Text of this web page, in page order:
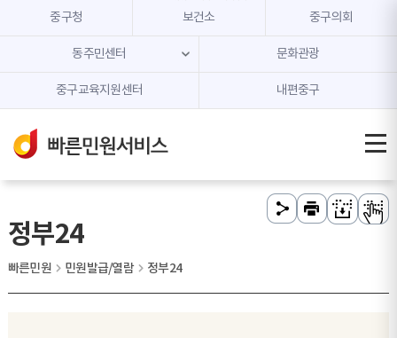
본문 내용 바로가기
주메뉴 바로가기
중구청 보건소 중구의회
동주민센터 문화관광
중구교육지원센터 내편중구
정부24
빠른민원 민원발급/열람 정부24